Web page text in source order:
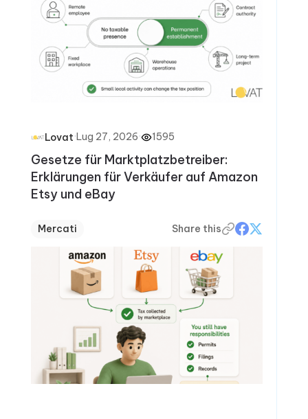
Lovat·Lug 27, 2026· 1595
Gesetze für Marktplatzbetreiber:
Erklärungen für Verkäufer auf Amazon
Etsy und eBay
Mercati Share this